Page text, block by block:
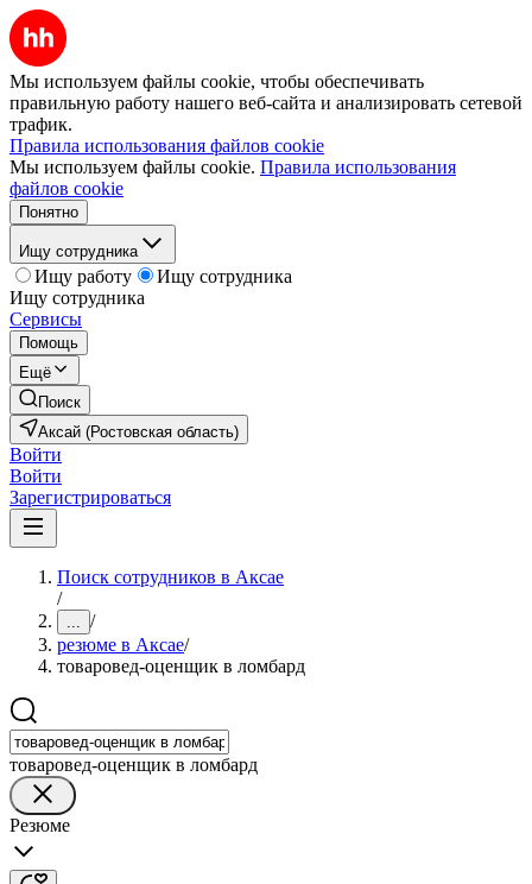
Мы используем файлы cookie, чтобы обеспечивать
правильную работу нашего веб-сайта и анализировать сетевой
трафик.
Правила использования файлов cookie
Мы используем файлы cookie. Правила использования
файлов cookie
Понятно
Ищу сотрудника
Ищу работу
Ищу сотрудника
Ищу сотрудника
Сервисы
Помощь
Ещё
Поиск
Аксай (Ростовская область)
Войти
Войти
Зарегистрироваться
Поиск сотрудников в Аксае
/
... /
резюме в Аксае/
товаровед-оценщик в ломбард
товаровед-оценщик в ломбард
Резюме